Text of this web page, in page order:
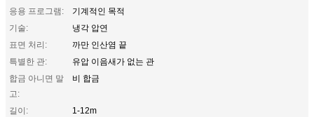
응용 프로그램:
기계적인 목적
기술:
냉각 압연
표면 처리:
까만 인산염 끝
특별한 관:
유압 이음새가 없는 관
합금 아니면 말
고:
비 합금
길이:
1-12m